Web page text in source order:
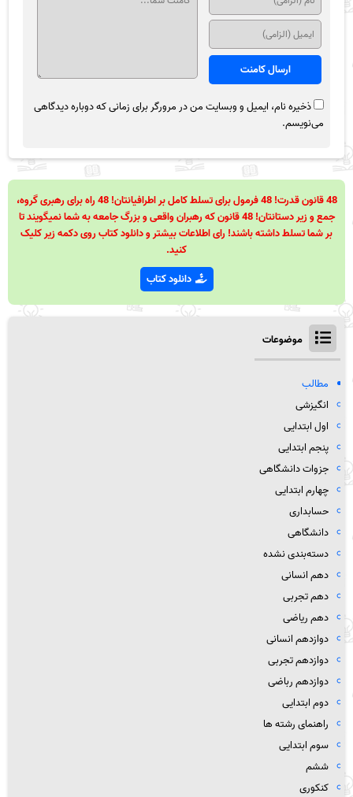
ذخیره نام، ایمیل و وبسایت من در مرورگر برای زمانی که دوباره دیدگاهی
می‌نویسم.
48 قانون قدرت! 48 فرمول برای تسلط کامل بر اطرافیانتان! 48 راه برای رهبری گروه،
جمع و زیر دستانتان! 48 قانون که رهبران واقعی و بزرگ جامعه به شما نمیگویند تا
بر شما تسلط داشته باشند! رای اطلاعات بیشتر و دانلود کتاب روی دکمه زیر کلیک
کنید.
دانلود کتاب
موضوعات
مطالب
انگیزشی
اول ابتدایی
پنجم ابتدایی
جزوات دانشگاهی
چهارم ابتدایی
حسابداری
دانشگاهی
دسته‌بندی نشده
دهم انسانی
دهم تجربی
دهم ریاضی
دوازدهم انسانی
دوازدهم تجربی
دوازدهم رباضی
دوم ابتدایی
راهنمای رشته ها
سوم ابتدایی
ششم
کنکوری